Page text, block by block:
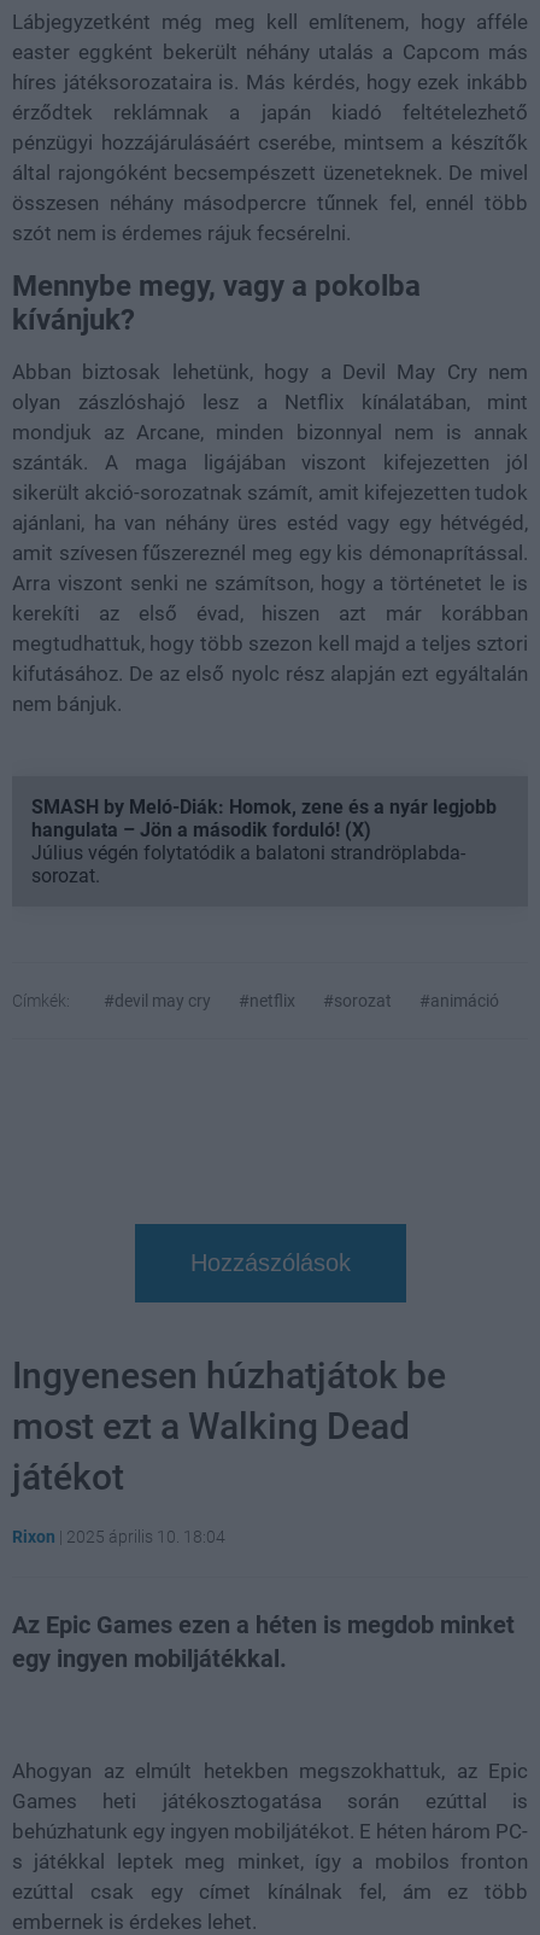
Lábjegyzetként még meg kell említenem, hogy afféle
easter eggként bekerült néhány utalás a Capcom más
híres játéksorozataira is. Más kérdés, hogy ezek inkább
érződtek reklámnak a japán kiadó feltételezhető
pénzügyi hozzájárulásáért cserébe, mintsem a készítők
által rajongóként becsempészett üzeneteknek. De mivel
összesen néhány másodpercre tűnnek fel, ennél több
szót nem is érdemes rájuk fecsérelni.
Mennybe megy, vagy a pokolba
kívánjuk?
Abban biztosak lehetünk, hogy a Devil May Cry nem
olyan zászlóshajó lesz a Netflix kínálatában, mint
mondjuk az Arcane, minden bizonnyal nem is annak
szánták. A maga ligájában viszont kifejezetten jól
sikerült akció-sorozatnak számít, amit kifejezetten tudok
ajánlani, ha van néhány üres estéd vagy egy hétvégéd,
amit szívesen fűszereznél meg egy kis démonaprítással.
Arra viszont senki ne számítson, hogy a történetet le is
kerekíti az első évad, hiszen azt már korábban
megtudhattuk, hogy több szezon kell majd a teljes sztori
kifutásához. De az első nyolc rész alapján ezt egyáltalán
nem bánjuk.
SMASH by Meló-Diák: Homok, zene és a nyár legjobb
hangulata – Jön a második forduló! (X)
Július végén folytatódik a balatoni strandröplabda-
sorozat.
Címkék: #devil may cry #netflix #sorozat #animáció
Hozzászólások
Ingyenesen húzhatjátok be
most ezt a Walking Dead
játékot
Rixon | 2025 április 10. 18:04
Az Epic Games ezen a héten is megdob minket
egy ingyen mobiljátékkal.
Ahogyan az elmúlt hetekben megszokhattuk, az Epic
Games heti játékosztogatása során ezúttal is
behúzhatunk egy ingyen mobiljátékot. E héten három PC-
s játékkal leptek meg minket, így a mobilos fronton
ezúttal csak egy címet kínálnak fel, ám ez több
embernek is érdekes lehet.